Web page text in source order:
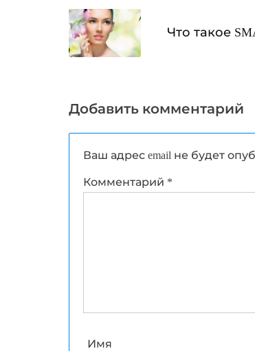
записям
Что такое
Добавить комментарий
Ваш адрес email не будет
Комментарий *
Имя